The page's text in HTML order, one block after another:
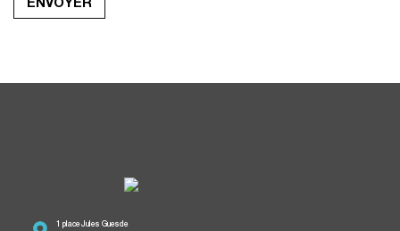
1 place Jules Guesde